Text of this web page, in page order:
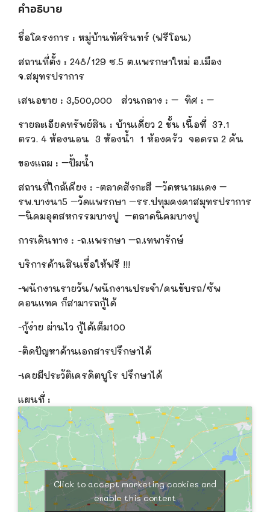
คำอธิบาย
ชื่อโครงการ : หมู่บ้านทัศรินทร์ (ฟรีโอน)
สถานที่ตั้ง : 248/129 ซ.5 ต.แพรกษาใหม่ อ.เมือง
จ.สมุทรปราการ
เสนอขาย : 3,500,000 ส่วนกลาง : – ทิศ : –
รายละเอียดทรัพย์สิน : บ้านเดี่ยว 2 ชั้น เนื้อที่ 37.1
ตรว. 4 ห้องนอน 3 ห้องน้ำ 1 ห้องครัว จอดรถ 2 คัน
ของแถม : –ปั้มน้ำ
สถานที่ใกล้เคียง : -ตลาดสังกะสี –วัดหนามแดง –
รพ.บางนา5 –วัดแพรกษา –รร.ปทุมคงคาสมุทรปราการ
–นิคมอุตสหกรรมบางปู –ตลาดนิคมบางปู
การเดินทาง : -ถ.แพรกษา –ถ.เทพารักษ์
บริการด้านสินเชื่อให้ฟรี !!!
-พนักงานรายวัน/พนักงานประจำ/คนขับรถ/ซัพ
คอนแทค ก็สามารถกู้ได้
-กู้ง่าย ผ่านไว กู้ได้เต็ม100
-ติดปัญหาด้านเอกสารปรึกษาได้
-เคยมีประวัติเครดิตบูโร ปรึกษาได้
แผนที่ :
Click to accept marketing cookies and
enable this content